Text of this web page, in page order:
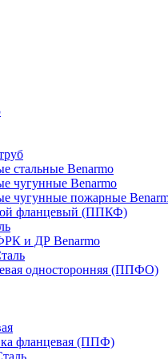
стальные Benarmo
чугунные Benarmo
чугунные пожарные
фланцевый (ППКФ)
и ДР Benarmo
односторонняя (ППФО)
фланцевая (ППФ)